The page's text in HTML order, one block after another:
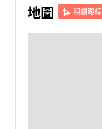
地圖 規劃路線